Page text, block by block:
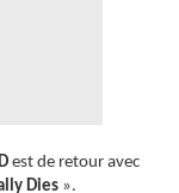
est de retour avec
Dies ».